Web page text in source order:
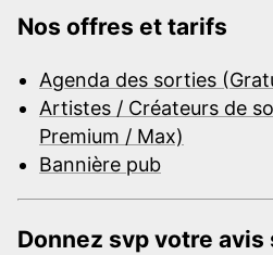
Nos offres et tarifs
Agenda des sorties
Artistes / Créateurs de
Premium / Max)
Bannière pub
Donnez svp votre